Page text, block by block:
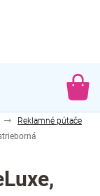
Reklamné pútače